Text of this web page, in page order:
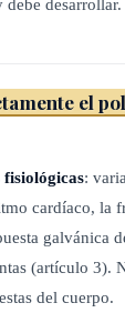
a la
naturaleza y el
de
expresa, con
desarrollar.
el
fisiológicas:
cardíaco, la
galvánica
(artículo 3).
del cuerpo.